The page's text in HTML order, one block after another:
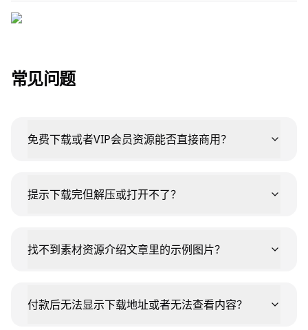
常见问题
免费下载或者VIP会员资源能否直接商用？
提示下载完但解压或打开不了？
找不到素材资源介绍文章里的示例图片？
付款后无法显示下载地址或者无法查看内容？